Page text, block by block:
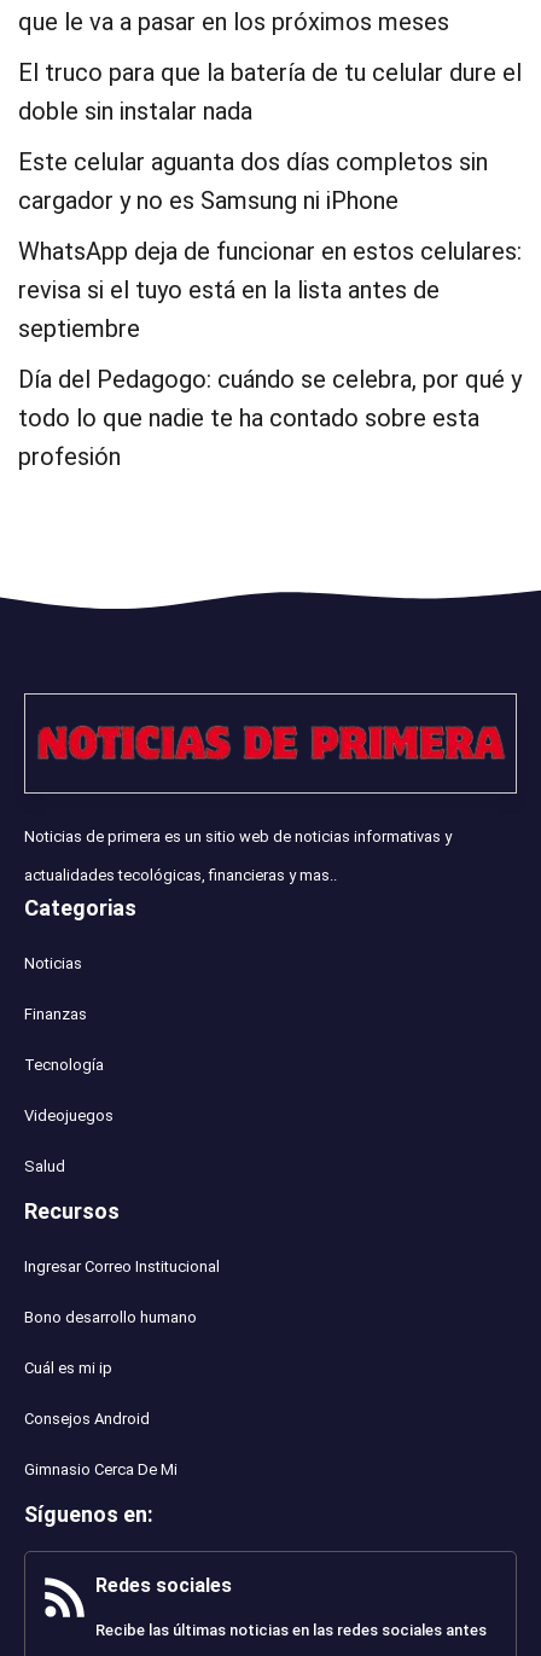
que le va a pasar en los próximos meses
El truco para que la batería de tu celular dure el
doble sin instalar nada
Este celular aguanta dos días completos sin
cargador y no es Samsung ni iPhone
WhatsApp deja de funcionar en estos celulares:
revisa si el tuyo está en la lista antes de
septiembre
Día del Pedagogo: cuándo se celebra, por qué y
todo lo que nadie te ha contado sobre esta
profesión
Noticias de primera es un sitio web de noticias informativas y
actualidades tecológicas, financieras y mas..
Categorias
Noticias
Finanzas
Tecnología
Videojuegos
Salud
Recursos
Ingresar Correo Institucional
Bono desarrollo humano
Cuál es mi ip
Consejos Android
Gimnasio Cerca De Mi
Síguenos en:
Redes sociales
Recibe las últimas noticias en las redes sociales antes